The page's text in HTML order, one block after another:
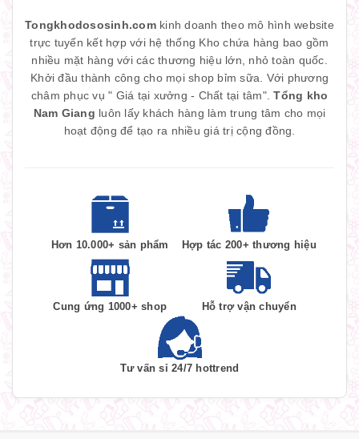
Tongkhodososinh.comkinh doanh theo mô hình website
trực tuyến kết hợp với hệ thống Kho chứa hàng bao gồm
nhiều mặt hàng với các thương hiệu lớn, nhỏ toàn quốc.
Khởi đầu thành công cho mọi shop bỉm sữa. Với phương
châm phục vụ " Giá tại xưởng - Chất tại tâm".Tổng kho
Nam Giang luôn lấy khách hàng làm trung tâm cho mọi
hoạt động để tạo ra nhiều giá trị cộng đồng.
Hơn 10.000+ sản phẩm Hợp tác 200+ thương hiệu
Cung ứng 1000+ shop Hỗ trợ vận chuyển
Tư vấn sỉ 24/7 hottrend